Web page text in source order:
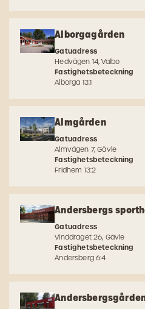
Alborgagården
Gatuadress
Hedvägen 14, Valbo
Fastighetsbeteckning
Alborga 13:1
Almgården
Gatuadress
Almvägen 7, Gävle
Fastighetsbeteckning
Fridhem 13:2
Andersbergs
Gatuadress
Vinddraget 26, Gävle
Fastighetsbeteckning
Andersberg 6:4